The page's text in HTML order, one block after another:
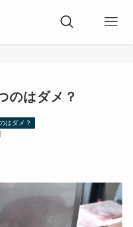
のはダメ？
はダメ？